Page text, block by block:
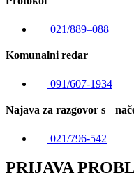
021/889–088
Komunalni redar
091/607-1934
Najava za razgovor s
021/796-542
PRIJAVA